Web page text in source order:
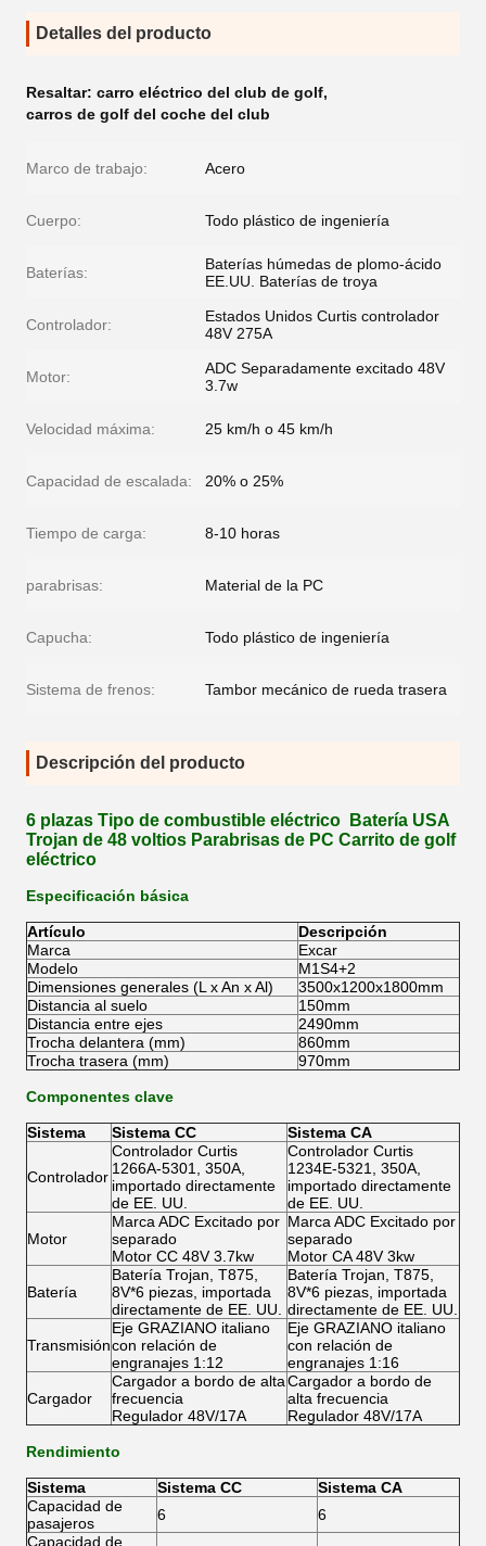
Detalles del producto
Resaltar: carro eléctrico del club de golf,
carros de golf del coche del club
Marco de trabajo: Acero
Cuerpo: Todo plástico de ingeniería
Baterías:
Baterías húmedas de plomo-ácido
EE.UU. Baterías de troya
Controlador:
Estados Unidos Curtis controlador
48V 275A
Motor:
ADC Separadamente excitado 48V
3.7w
Velocidad máxima: 25 km/h o 45 km/h
Capacidad de escalada: 20% o 25%
Tiempo de carga: 8-10 horas
parabrisas: Material de la PC
Capucha: Todo plástico de ingeniería
Sistema de frenos: Tambor mecánico de rueda trasera
Descripción del producto
6 plazas Tipo de combustible eléctrico Batería USA
Trojan de 48 voltios Parabrisas de PC Carrito de golf
eléctrico
Especificación básica
Artículo
Descripción
Marca
Excar
Modelo
M1S4+2
Dimensiones generales (L x An x Al)
3500x1200x1800mm
Distancia al suelo
150mm
Distancia entre ejes
2490mm
Trocha delantera (mm)
860mm
Trocha trasera (mm)
970mm
Componentes clave
Sistema Sistema CC Sistema CA
Controlador
Controlador Curtis
1266A-5301, 350A,
importado directamente
de EE. UU.
Controlador Curtis
1234E-5321, 350A,
importado directamente
de EE. UU.
Motor
Marca ADC Excitado por
separado
Motor CC 48V 3.7kw
Marca ADC Excitado por
separado
Motor CA 48V 3kw
Batería
Batería Trojan, T875,
8V*6 piezas, importada
directamente de EE. UU.
Batería Trojan, T875,
8V*6 piezas, importada
directamente de EE. UU.
Transmisión
Eje GRAZIANO italiano
con relación de
engranajes 1:12
Eje GRAZIANO italiano
con relación de
engranajes 1:16
Cargador
Cargador a bordo de alta
frecuencia
Regulador 48V/17A
Cargador a bordo de
alta frecuencia
Regulador 48V/17A
Rendimiento
Sistema Sistema CC
Sistema CA
Capacidad de
pasajeros
6
6
Capacidad de